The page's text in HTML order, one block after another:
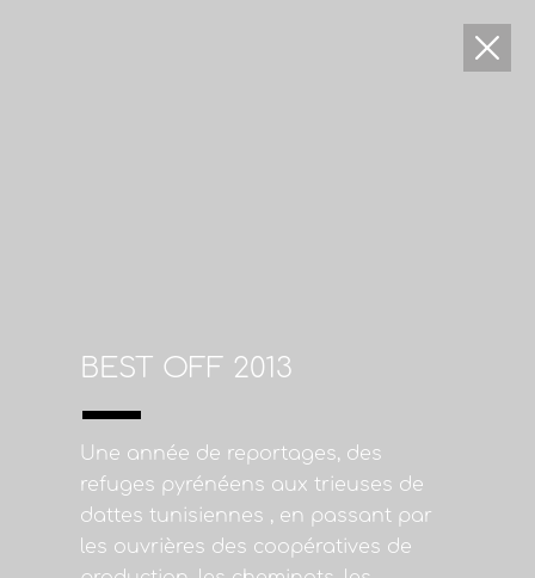
BEST OFF 2013
Une année de reportages, des
refuges pyrénéens aux trieuses de
dattes tunisiennes , en passant par
les ouvrières des coopératives de